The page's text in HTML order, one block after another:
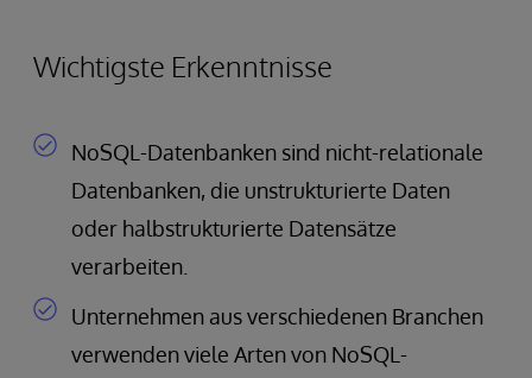
Wichtigste Erkenntnisse
NoSQL-Datenbanken sind nicht-relationale
Datenbanken, die unstrukturierte Daten
oder halbstrukturierte Datensätze
verarbeiten.
Unternehmen aus verschiedenen Branchen
verwenden viele Arten von NoSQL-